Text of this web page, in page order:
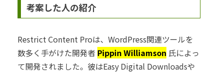
考案した人の紹介
Restrict Content Proは、WordPress関連ツールを
数多く手がけた開発者 Pippin Williamson 氏によっ
て開発されました。彼はEasy Digital Downloadsや